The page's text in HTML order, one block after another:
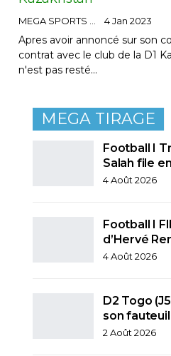
4 Jan 2023
Apres avoir annoncé sur son
contrat avec le club de la D1
n'est pas resté…
MEGA TIRAGE
Football I
Salah file
4 Août 2026
Football I
d’Hervé
4 Août 2026
D2 Togo
son
2 Août 2026